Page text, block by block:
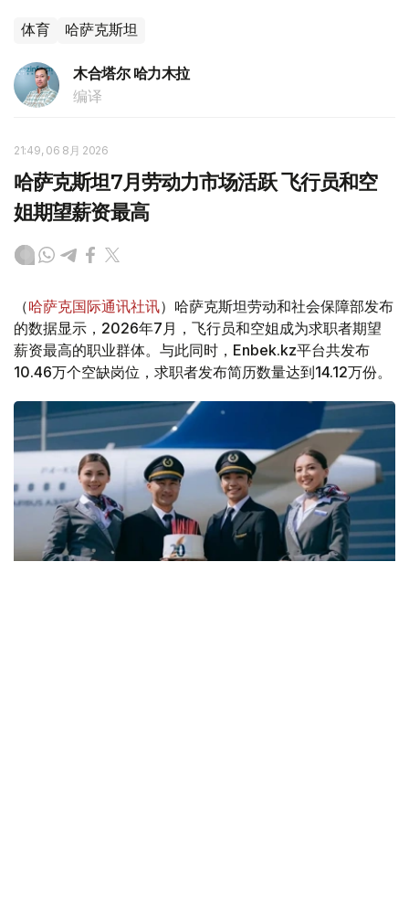
体育 哈萨克斯坦
木合塔尔 哈力木拉
编译
21:49, 06 8月 2026
哈萨克斯坦7月劳动力市场活跃 飞行员和空
姐期望薪资最高
（哈萨克国际通讯社讯）哈萨克斯坦劳动和社会保障部发布
的数据显示，2026年7月，飞行员和空姐成为求职者期望
薪资最高的职业群体。与此同时，Enbek.kz平台共发布
10.46万个空缺岗位，求职者发布简历数量达到14.12万份。